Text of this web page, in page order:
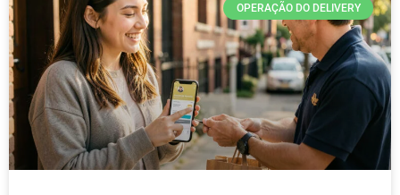
OPERAÇÃO DO DELIVERY